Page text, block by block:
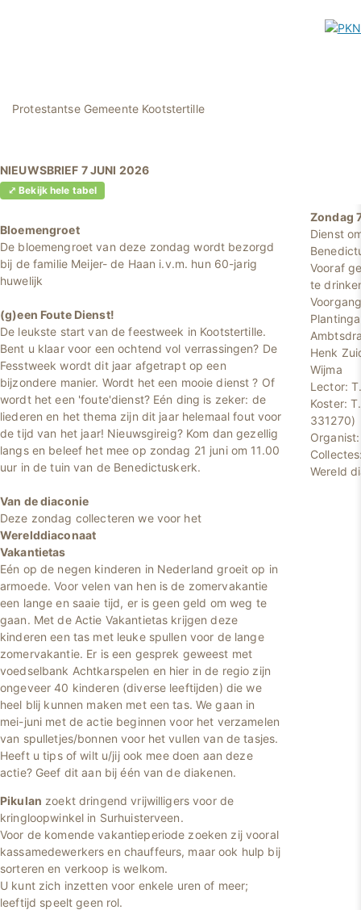
Protestantse Gemeente Kootstertille
NIEUWSBRIEF 7 JUNI 2026
⤢ Bekijk hele tabel
Bloemengroet
De bloemengroet van deze zondag wordt bezorgd
bij de familie Meijer- de Haan i.v.m. hun 60-jarig
huwelijk
(g)een Foute Dienst!
De leukste start van de feestweek in Kootstertille.
Bent u klaar voor een ochtend vol verrassingen? De
Fesstweek wordt dit jaar afgetrapt op een
bijzondere manier. Wordt het een mooie dienst ? Of
wordt het een 'foute'dienst? Eén ding is zeker: de
liederen en het thema zijn dit jaar helemaal fout voor
de tijd van het jaar! Nieuwsgireig? Kom dan gezellig
langs en beleef het mee op zondag 21 juni om 11.00
uur in de tuin van de Benedictuskerk.
Van de diaconie
Deze zondag collecteren we voor het
Werelddiaconaat
Vakantietas
Eén op de negen kinderen in Nederland groeit op in
armoede. Voor velen van hen is de zomervakantie
een lange en saaie tijd, er is geen geld om weg te
gaan. Met de Actie Vakantietas krijgen deze
kinderen een tas met leuke spullen voor de lange
zomervakantie. Er is een gesprek geweest met
voedselbank Achtkarspelen en hier in de regio zijn
ongeveer 40 kinderen (diverse leeftijden) die we
heel blij kunnen maken met een tas. We gaan in
mei-juni met de actie beginnen voor het verzamelen
van spulletjes/bonnen voor het vullen van de tasjes.
Heeft u tips of wilt u/jij ook mee doen aan deze
actie? Geef dit aan bij één van de diakenen.
Pikulan zoekt dringend vrijwilligers voor de
kringloopwinkel in Surhuisterveen.
Voor de komende vakantieperiode zoeken zij vooral
kassamedewerkers en chauffeurs, maar ook hulp bij
sorteren en verkoop is welkom.
U kunt zich inzetten voor enkele uren of meer;
leeftijd speelt geen rol.
Zondag
Dienst
Vooraf
te
Henk
Wijma
Lector:
Koster:
331270)
Wereld